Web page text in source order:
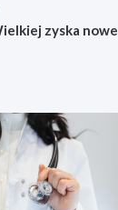
zyska nowe